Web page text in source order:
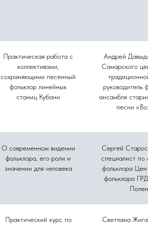
Практическая работа с
коллективами,
сохраняющими песенный
фольклор линейных
станиц Кубани
Андрей Давыдов,
Самарского
традиционной
руководитель
ансамбля
песни
О современном видении
фольклора, его роли и
значении для человека
Сергей
специалист по
фольклора Центра
фольклора
Поленова
Практический курс по
Светлана